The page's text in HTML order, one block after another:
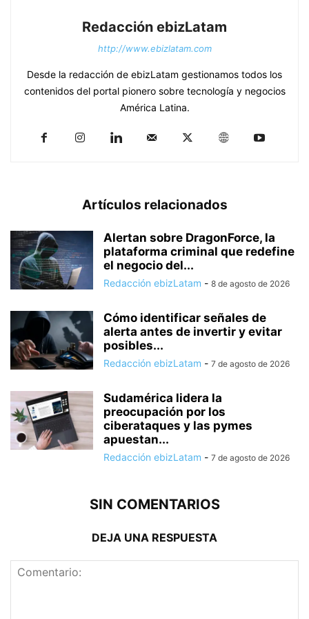
Redacción ebizLatam
http://www.ebizlatam.com
Desde la redacción de ebizLatam gestionamos todos los
contenidos del portal pionero sobre tecnología y negocios
América Latina.
Artículos relacionados
Alertan sobre DragonForce, la
plataforma criminal que redefine
el negocio del...
Redacción ebizLatam - 8 de agosto de 2026
Cómo identificar señales de
alerta antes de invertir y evitar
posibles...
Redacción ebizLatam - 7 de agosto de 2026
Sudamérica lidera la
preocupación por los
ciberataques y las pymes
apuestan...
Redacción ebizLatam - 7 de agosto de 2026
SIN COMENTARIOS
DEJA UNA RESPUESTA